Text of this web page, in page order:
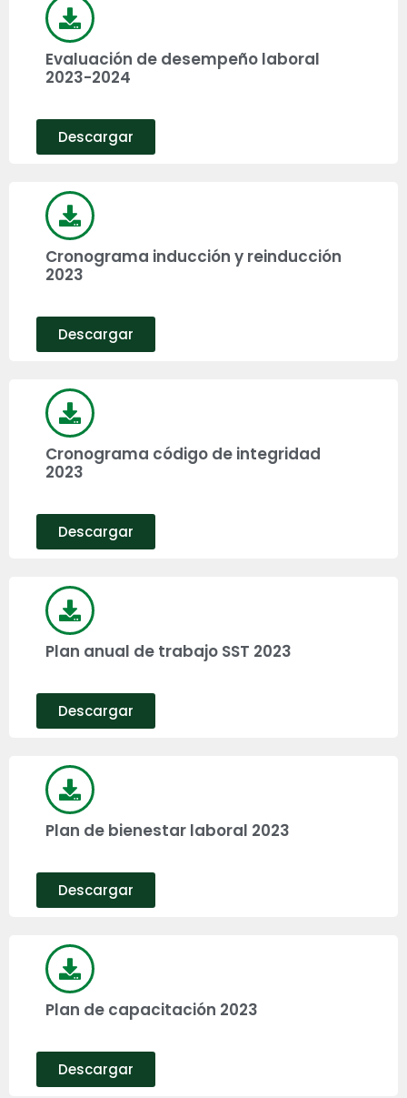
Evaluación de desempeño laboral
2023-2024
Descargar
Cronograma inducción y reinducción
2023
Descargar
Cronograma código de integridad
2023
Descargar
Plan anual de trabajo SST 2023
Descargar
Plan de bienestar laboral 2023
Descargar
Plan de capacitación 2023
Descargar